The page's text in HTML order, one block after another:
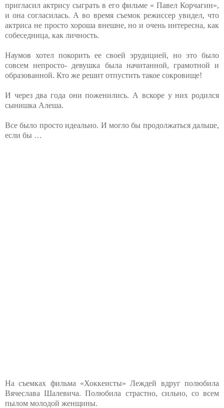
пригласил актрису сыграть в его фильме « Павел Корчагин»,
и она согласилась. А во время съемок режиссер увидел, что
актриса не просто хороша внешне, но и очень интересна, как
собеседница, как личность.
Наумов хотел покорить ее своей эрудицией, но это было
совсем непросто- девушка была начитанной, грамотной и
образованной. Кто же решит отпустить такое сокровище!
И через два года они поженились. А вскоре у них родился
сынишка Алеша.
Все было просто идеально. И могло бы продолжаться дальше,
если бы …
На съемках фильма «Хоккеисты» Леждей вдруг полюбила
Вячеслава Шалевича. Полюбила страстно, сильно, со всем
пылом молодой женщины.